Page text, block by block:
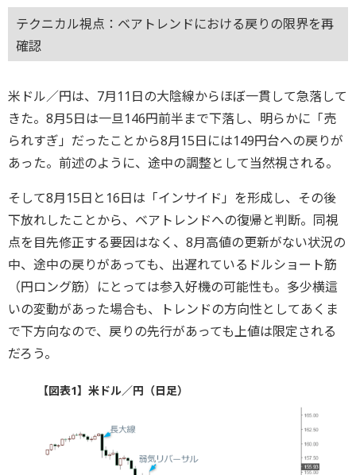
テクニカル視点：ベアトレンドにおける戻りの限界を再
確認
米ドル／円は、7月11日の大陰線からほぼ一貫して急落して
きた。8月5日は一旦146円前半まで下落し、明らかに「売
られすぎ」だったことから8月15日には149円台への戻りが
あった。前述のように、途中の調整として当然視される。
そして8月15日と16日は「インサイド」を形成し、その後
下放れしたことから、ベアトレンドへの復帰と判断。同視
点を目先修正する要因はなく、8月高値の更新がない状況の
中、途中の戻りがあっても、出遅れているドルショート筋
（円ロング筋）にとっては参入好機の可能性も。多少横這
いの変動があった場合も、トレンドの方向性としてあくま
で下方向なので、戻りの先行があっても上値は限定される
だろう。
【図表1】米ドル／円（日足）